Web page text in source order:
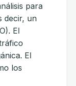
para
decir, un
El
El
los